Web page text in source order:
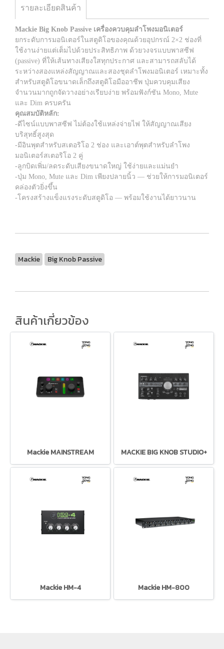
รายละเอียดสินค้า
Mackie Big Knob Passive เครื่องควบคุมลำโพงมอนิเตอร์
ยกระดับการมอนิเตอร์ในสตูดิโอของคุณด้วยอุปกรณ์ 2×2 ช่องที่
ใช้งานง่ายแต่เต็มไปด้วยประสิทธิภาพ ด้วยวงจรแบบพาสซีฟ
(passive) ที่ให้เส้นทางเสียงใสทุกประกาศ และสามารถสลับได้
ระหว่างสองแหล่งสัญญาณและสองชุดลำโพงมอนิเตอร์ เหมาะทั้ง
สำหรับสตูดิโอขนาดเล็กถึงสตูดิโอมืออาชีพ ปุ่มควบคุมเสียง
จำนวนมากถูกจัดวางอย่างเรียบง่าย พร้อมฟังก์ชัน Mono, Mute
และ Dim ครบครัน
คุณสมบัติหลัก:
-ดีไซน์แบบพาสซีฟ ไม่ต้องใช้แหล่งจ่ายไฟ ให้สัญญาณเสียง
บริสุทธิ์สูงสุด
-มีอินพุตสำหรับสเตอริโอ 2 ช่อง และเอาต์พุตสำหรับลำโพง
มอนิเตอร์สเตอริโอ 2 คู่
-ลูกบิดเพิ่ม/ลดระดับเสียงขนาดใหญ่ ใช้ง่ายและแม่นยำ
-ปุ่ม Mono, Mute และ Dim เพียงปลายนิ้ว — ช่วยให้การมอนิเตอร์
คล่องตัวยิ่งขึ้น
-โครงสร้างแข็งแรงระดับสตูดิโอ — พร้อมใช้งานได้ยาวนาน
Mackie Big Knob Passive
สินค้าเกี่ยวข้อง
Mackie MAINSTREAM MACKIE BIG KNOB STUDIO+
Mackie HM-4 Mackie HM-800